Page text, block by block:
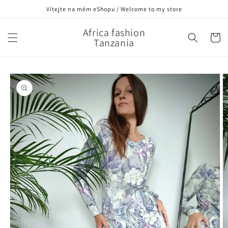
Vítejte na mém eShopu / Welcome to my store
Africa fashion
Tanzania Košík
informace
o
produktu